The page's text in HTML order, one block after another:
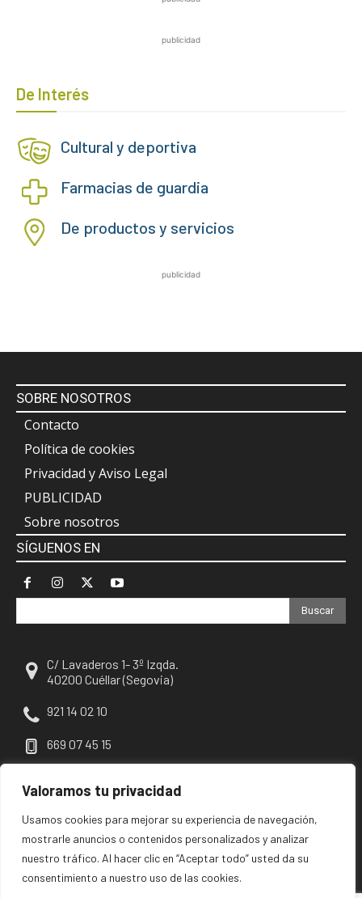
Valoramos tu privacidad
Usamos cookies para mejorar su experiencia de navegación,
mostrarle anuncios o contenidos personalizados y analizar
nuestro tráfico. Al hacer clic en “Aceptar todo” usted da su
consentimiento a nuestro uso de las cookies.
publicidad
De Interés
Cultural y deportiva
Farmacias de guardia
De productos y servicios
publicidad
SOBRE NOSOTROS
Contacto
Política de cookies
Privacidad y Aviso Legal
PUBLICIDAD
Sobre nosotros
SÍGUENOS EN
Buscar
C/ Lavaderos 1- 3º Izqda.
40200 Cuéllar (Segovia)
921 14 02 10
669 07 45 15